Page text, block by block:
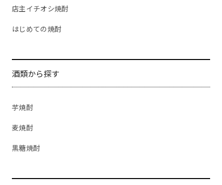
店主イチオシ焼酎
はじめての焼酎
酒類から探す
芋焼酎
麦焼酎
黒糖焼酎